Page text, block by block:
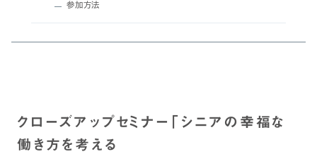
参加方法
クローズアップセミナー「シニアの幸福な
働き方を考える